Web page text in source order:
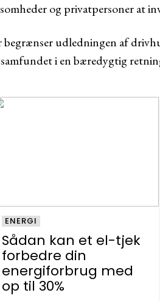
og privatpersoner at
udledningen af
i en bæredygtig
Sådan kan et el-tjek
forbedre din
energiforbrug med
op til 30%
ENERGI